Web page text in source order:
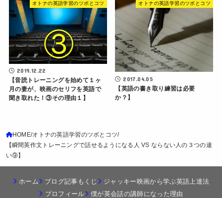
オトナの英語学習のツボとコツ
2019.12.22
【音読トレーニングを始めて１ヶ
月の妻が、映画のセリフを英語で
聞き取れた！③その理由１】
オトナの英語学習のツボとコツ
2017.04.05
【英語の書き取り練習は必要
か？】
HOME オトナの英語学習のツボとコツ
【瞬間英作文トレーニングで話せるようになる人 VS ならない人の３つの違
い⑨】
ホーム ブログ記事もくじ
ジャッキー映画から学ぶ英語上達法
プロフィール
僕が英会話の講師になった理由